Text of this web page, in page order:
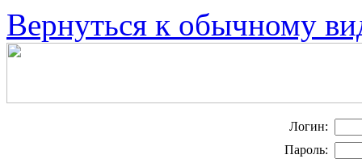
Вернуться к обычному
Логин:
Пароль: